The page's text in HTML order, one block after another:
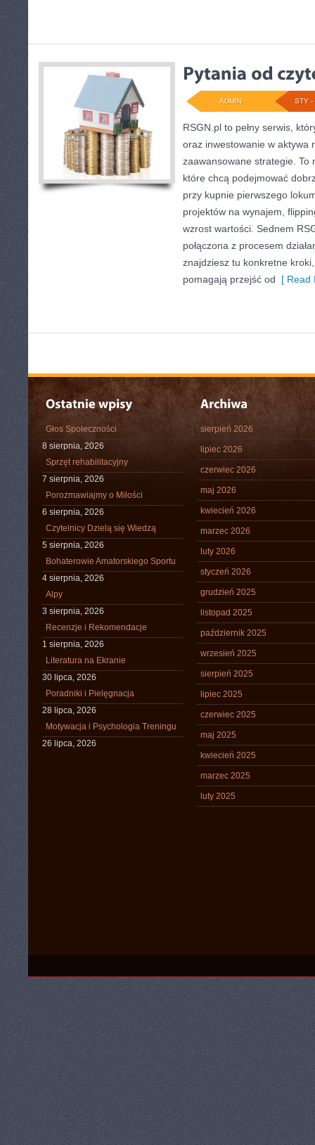
STY -
ADMIN
RSGN.pl to pełny serwis,
oraz inwestowanie w aktywa
zaawansowane strategie. To
które chcą podejmować
przy kupnie pierwszego
projektów na wynajem,
wzrost wartości. Sednem
połączona z procesem
znajdziesz tu konkretne
pomagają przejść od [ Read
Głos Społeczności
8 sierpnia, 2026
Sprzęt rehabilitacyjny
7 sierpnia, 2026
Porozmawiajmy o Miłości
6 sierpnia, 2026
Czytelnicy Dzielą się Wiedzą
5 sierpnia, 2026
Bohaterowie Amatorskiego Sportu
4 sierpnia, 2026
Alpy
3 sierpnia, 2026
Recenzje i Rekomendacje
1 sierpnia, 2026
Literatura na Ekranie
30 lipca, 2026
Poradniki i Pielęgnacja
28 lipca, 2026
Motywacja i Psychologia Treningu
26 lipca, 2026
sierpień 2026
lipiec 2026
czerwiec 2026
maj 2026
kwiecień 2026
marzec 2026
luty 2026
styczeń 2026
grudzień 2025
listopad 2025
październik 2025
wrzesień 2025
sierpień 2025
lipiec 2025
czerwiec 2025
maj 2025
kwiecień 2025
marzec 2025
luty 2025